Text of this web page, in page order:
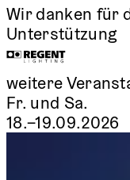
Wir danken für
Unterstützung
weitere
Fr. und Sa.
18.–19.09.2026